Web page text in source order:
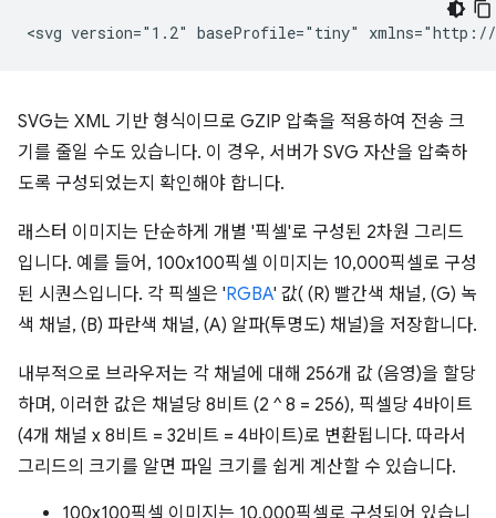
<svg version="1.2" baseProfile="tiny" xmlns="http://
SVG는 XML 기반 형식이므로 GZIP 압축을 적용하여 전송 크
기를 줄일 수도 있습니다. 이 경우, 서버가 SVG 자산을 압축하
도록 구성되었는지 확인해야 합니다.
래스터 이미지는 단순하게 개별 '픽셀'로 구성된 2차원 그리드
입니다. 예를 들어, 100x100픽셀 이미지는 10,000픽셀로 구성
된 시퀀스입니다. 각 픽셀은 'RGBA' 값( (R) 빨간색 채널, (G) 녹
색 채널, (B) 파란색 채널, (A) 알파(투명도) 채널)을 저장합니다.
내부적으로 브라우저는 각 채널에 대해 256개 값 (음영)을 할당
하며, 이러한 값은 채널당 8비트 (2 ^ 8 = 256), 픽셀당 4바이트
(4개 채널 x 8비트 = 32비트 = 4바이트)로 변환됩니다. 따라서
그리드의 크기를 알면 파일 크기를 쉽게 계산할 수 있습니다.
100x100픽셀 이미지는 10,000픽셀로 구성되어 있습니